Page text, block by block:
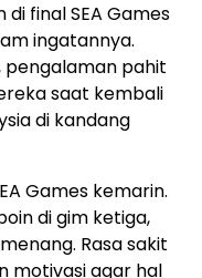
final SEA Games
ingatannya.
pengalaman pahit
saat kembali
di kandang
Games kemarin.
di gim ketiga,
Rasa sakit
motivasi agar hal